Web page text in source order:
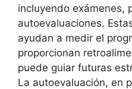
incluyendo exámenes,
autoevaluaciones.
ayudan a medir el
proporcionan
puede guiar futuras
La autoevaluación, en